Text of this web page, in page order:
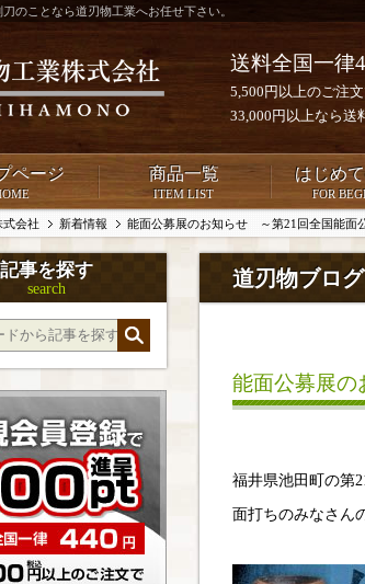
のことなら道刃物工業へお任せ下さい。
送料全国一律
5,500円以上のご注
33,000円以上なら送
ページ 商品一覧
ITEM LIST
はじめ
FOR
式会社 新着情報 能面公募展のお知らせ ～第21回全国能面
道刃物ブログ
能面公募展
福井県池田町の第
面打ちのみなさん
記事を探す
search